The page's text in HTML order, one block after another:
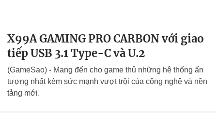
X99A GAMING PRO CARBON với giao
tiếp USB 3.1 Type-C và U.2
(GameSao) - Mang đến cho game thủ những hệ thống ấn
tượng nhất kèm sức mạnh vượt trội của công nghệ và nền
tảng mới.